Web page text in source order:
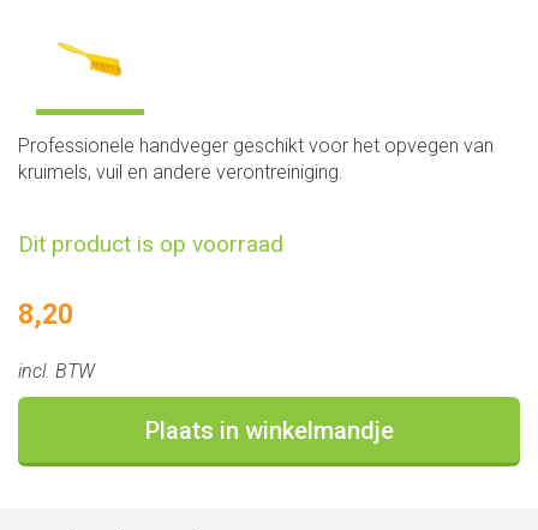
Professionele handveger geschikt voor het opvegen van
kruimels, vuil en andere verontreiniging.
Dit product is op voorraad
8,20
incl. BTW
Plaats in winkelmandje